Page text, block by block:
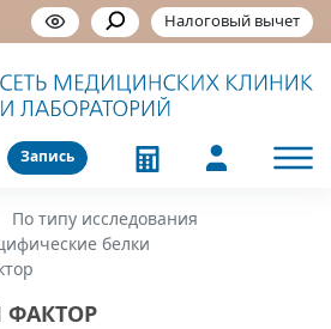
Налоговый вычет
Запись
По типу исследования
белки